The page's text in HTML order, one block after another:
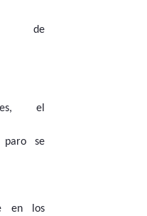
de
el
paro se
en los